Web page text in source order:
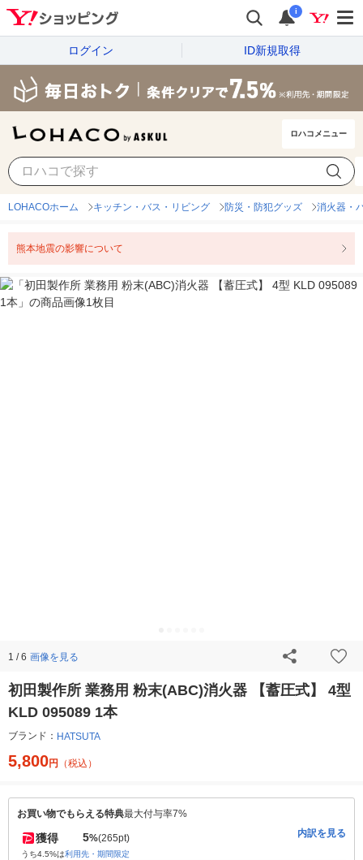
i
ログイン ID新規取得
ロハコメニュー
LOHACOホーム キッチン・バス・リビング 防災・防犯グッズ 消火器・
熊本地震の影響について
1 / 6 画像を見る
初田製作所 業務用 粉末(ABC)消火器 【蓄圧式】 4型
KLD 095089 1本
ブランド： HATSUTA
5,800円 （税込）
お買い物でもらえる特典最大付与率7%
獲得 5%(265pt)
うち4.5%は利用先・期間限定
内訳を見る